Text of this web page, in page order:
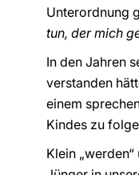
Unterordnung
tun, der mich
In den Jahren
verstanden
einem
Kindes zu
Klein